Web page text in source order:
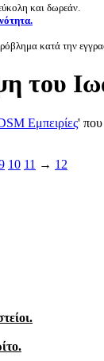
και δωρεάν.
κατά την
του
Εμπειρίες' που
10 11 → 12